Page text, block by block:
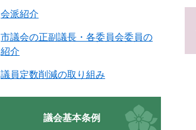
会派紹介
市議会の正副議長・各委員会委員の
紹介
議員定数削減の取り組み
議会基本条例